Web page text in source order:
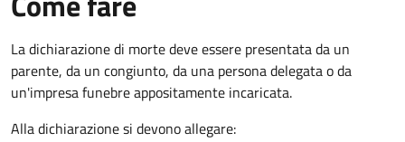
La dichiarazione di morte deve essere presentata da un
parente, da un congiunto, da una persona delegata o da
un'impresa funebre appositamente incaricata.
Alla dichiarazione si devono allegare: